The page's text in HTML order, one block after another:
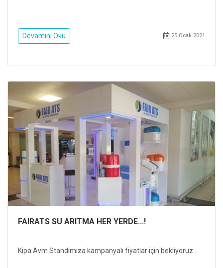
Devamını Oku 25 Ocak 2021
FAIRATS SU ARITMA HER YERDE...!
Kipa Avm Standımıza kampanyalı fiyatlar için bekliyoruz..